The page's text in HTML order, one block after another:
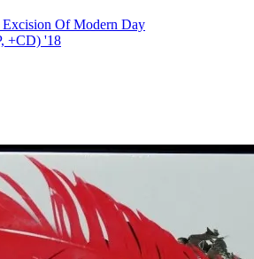
Of Modern Day
+CD) '18